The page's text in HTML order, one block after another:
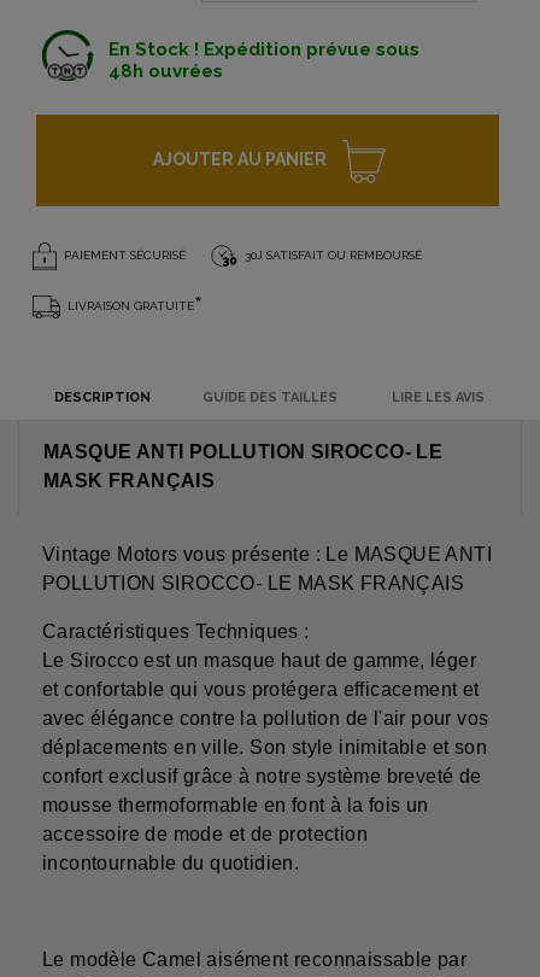
En Stock ! Expédition prévue sous
48h ouvrées
AJOUTER AU PANIER
PAIEMENT SÉCURISÉ 30J SATISFAIT OU REMBOURSÉ
LIVRAISON GRATUITE*
DESCRIPTION GUIDE DES TAILLES LIRE LES AVIS
MASQUE ANTI POLLUTION SIROCCO- LE
MASK FRANÇAIS
Vintage Motors vous présente : Le MASQUE ANTI
POLLUTION SIROCCO- LE MASK FRANÇAIS
Caractéristiques Techniques :
Le Sirocco est un masque haut de gamme, léger
et confortable qui vous protégera efficacement et
avec élégance contre la pollution de l'air pour vos
déplacements en ville. Son style inimitable et son
confort exclusif grâce à notre système breveté de
mousse thermoformable en font à la fois un
accessoire de mode et de protection
incontournable du quotidien.
Le modèle Camel aisément reconnaissable par